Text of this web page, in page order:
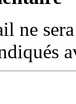
ne